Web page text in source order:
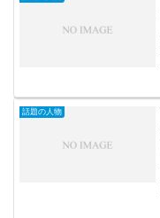
話題の人物